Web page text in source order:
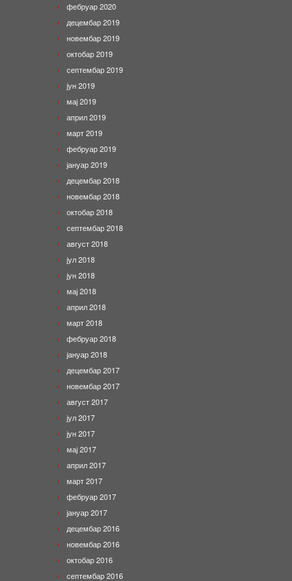
фебруар 2020
децембар 2019
новембар 2019
октобар 2019
септембар 2019
јун 2019
мај 2019
април 2019
март 2019
фебруар 2019
јануар 2019
децембар 2018
новембар 2018
октобар 2018
септембар 2018
август 2018
јул 2018
јун 2018
мај 2018
април 2018
март 2018
фебруар 2018
јануар 2018
децембар 2017
новембар 2017
август 2017
јул 2017
јун 2017
мај 2017
април 2017
март 2017
фебруар 2017
јануар 2017
децембар 2016
новембар 2016
октобар 2016
септембар 2016